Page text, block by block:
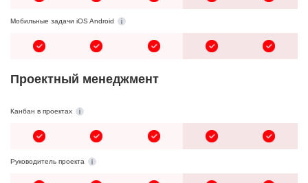
Мобильные задачи iOS Android
Проектный менеджмент
Канбан в проектах
Руководитель проекта